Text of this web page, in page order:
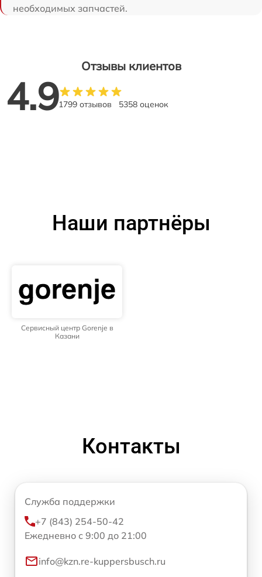
необходимых запчастей.
Отзывы клиентов
4.91799 отзывов 5358 оценок
Наши партнёры
Сервисный центр Gorenje в
Казани
Контакты
Служба поддержки
+7 (843) 254-50-42
Ежедневно с 9:00 до 21:00
info@kzn.re-kuppersbusch.ru